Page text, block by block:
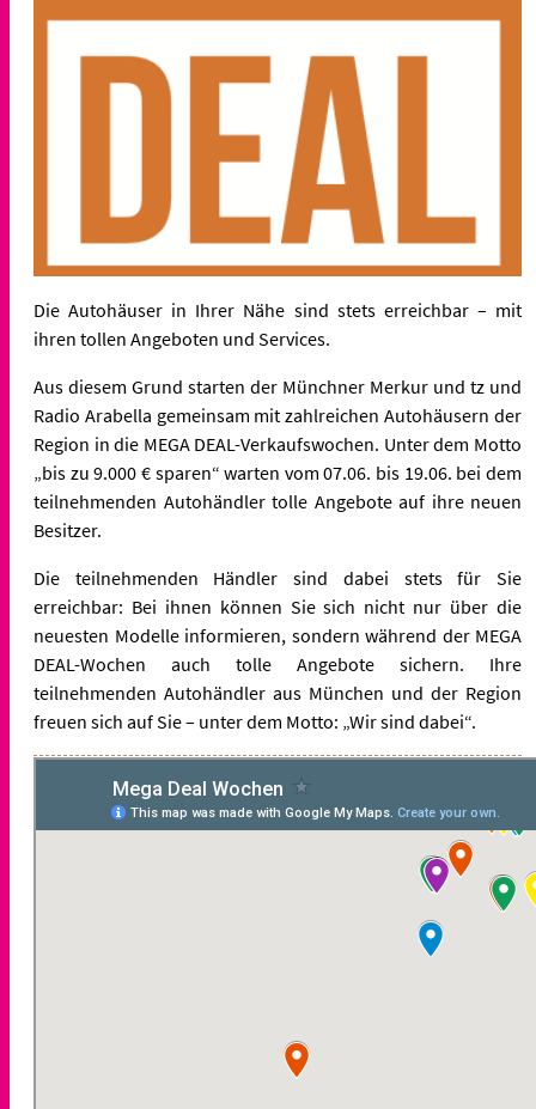
Die Autohäuser in Ihrer Nähe sind stets erreichbar – mit
ihren tollen Angeboten und Services.
Aus diesem Grund starten der Münchner Merkur und tz und
Radio Arabella gemeinsam mit zahlreichen Autohäusern der
Region in die MEGA DEAL-Verkaufswochen. Unter dem Motto
„bis zu 9.000 € sparen“ warten vom 07.06. bis 19.06. bei dem
teilnehmenden Autohändler tolle Angebote auf ihre neuen
Besitzer.
Die teilnehmenden Händler sind dabei stets für Sie
erreichbar: Bei ihnen können Sie sich nicht nur über die
neuesten Modelle informieren, sondern während der MEGA
DEAL-Wochen auch tolle Angebote sichern. Ihre
teilnehmenden Autohändler aus München und der Region
freuen sich auf Sie – unter dem Motto: „Wir sind dabei“.